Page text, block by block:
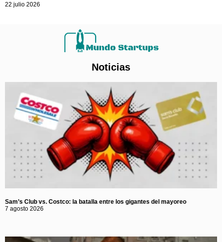
22 julio 2026
Noticias
Sam’s Club vs. Costco: la batalla entre los gigantes del mayoreo
7 agosto 2026